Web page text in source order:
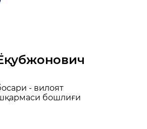
- вилоят
бошлиғи